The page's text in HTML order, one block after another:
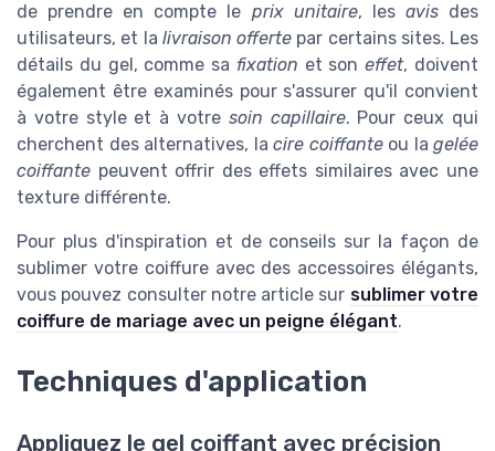
de prendre en compte le prix unitaire, les avisdes
utilisateurs, et la livraison offerte par certains sites. Les
détails du gel, comme sa fixation et soneffet, doivent
également être examinés pour s'assurer qu'il convient
à votre style et à votre soin capillaire. Pour ceux qui
cherchent des alternatives, la cire coiffanteou la gelée
coiffante peuvent offrir des effets similaires avec une
texture différente.
Pour plus d'inspiration et de conseils sur la façon de
sublimer votre coiffure avec des accessoires élégants,
vous pouvez consulter notre article sur sublimer votre
coiffure de mariage avec un peigne élégant.
Techniques d'application
Appliquez le gel coiffant avec précision